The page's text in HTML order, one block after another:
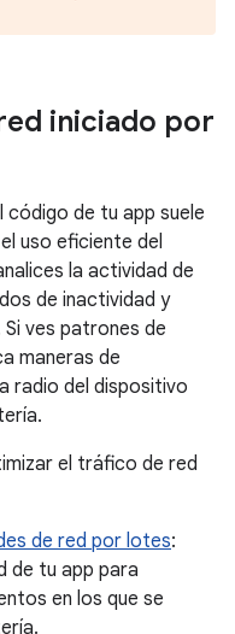
iniciado por
código de tu app suele
uso eficiente del
la actividad de
de inactividad y
ves patrones de
maneras de
radio del dispositivo
el tráfico de red
de red por lotes:
de tu app para
en los que se